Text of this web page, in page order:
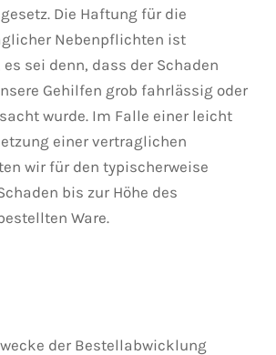
Die Haftung für die
Nebenpflichten ist
sei denn, dass der Schaden
Gehilfen grob fahrlässig oder
wurde. Im Falle einer leicht
einer vertraglichen
wir für den typischerweise
bis zur Höhe des
Ware.
der Bestellabwicklung